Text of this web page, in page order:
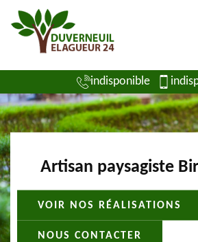
indisponible
Artisan paysagiste
VOIR NOS RÉALISATIONS
NOUS CONTACTER